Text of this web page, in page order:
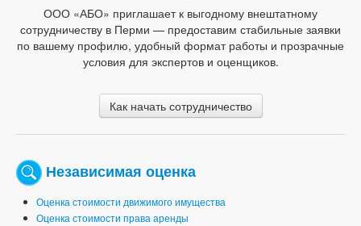
ООО «АБО» приглашает к выгодному внештатному
сотрудничеству в Перми — предоставим стабильные заявки
по вашему профилю, удобный формат работы и прозрачные
условия для экспертов и оценщиков.
Как начать сотрудничество
Независимая оценка
Оценка стоимости движимого имущества
Оценка стоимости права аренды